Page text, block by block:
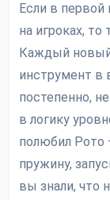
Если в
на игроках, то
Каждый
инструмент в
постепенно,
в логику
полюбил Рото
пружину,
вы знали, что